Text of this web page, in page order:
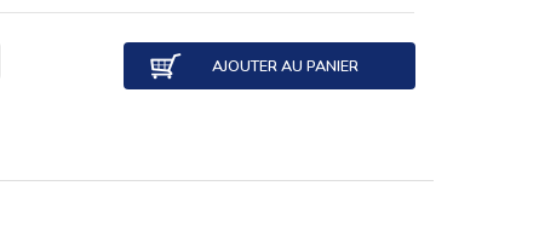
AJOUTER AU PANIER